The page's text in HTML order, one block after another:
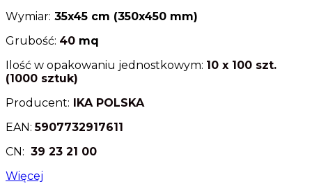
Wymiar: 35x45 cm (350x450 mm)
Grubość: 40 mq
Ilość w opakowaniu jednostkowym: 10 x 100 szt.
(1000 sztuk)
Producent: IKA POLSKA
EAN:5907732917611
CN: 39 23 21 00
Więcej